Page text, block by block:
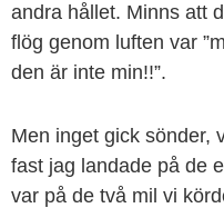
andra hållet. Minns att
flög genom luften var
den är inte min!!”.
Men inget gick sönder,
fast jag landade på de
var på de två mil vi